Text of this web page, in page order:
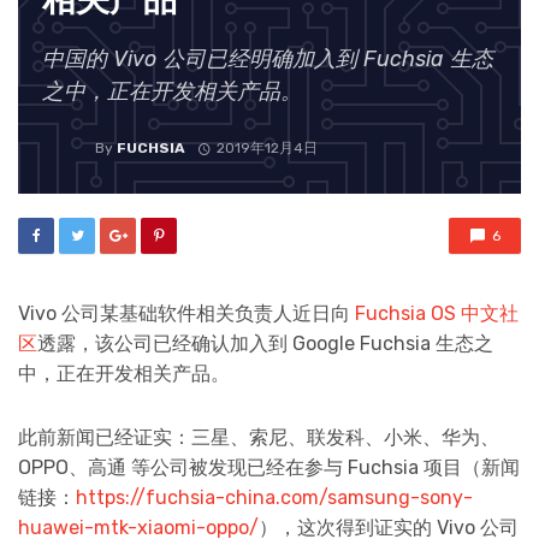
中国的 Vivo 公司已经明确加入到 Fuchsia 生态
之中，正在开发相关产品。
ByFUCHSIA 2019年12月4日
6
Vivo 公司某基础软件相关负责人近日向 Fuchsia OS 中文社
区透露，该公司已经确认加入到 Google Fuchsia 生态之
中，正在开发相关产品。
此前新闻已经证实：三星、索尼、联发科、小米、华为、
OPPO、高通 等公司被发现已经在参与 Fuchsia 项目（新闻
链接： https://fuchsia-china.com/samsung-sony-
huawei-mtk-xiaomi-oppo/），这次得到证实的 Vivo 公司